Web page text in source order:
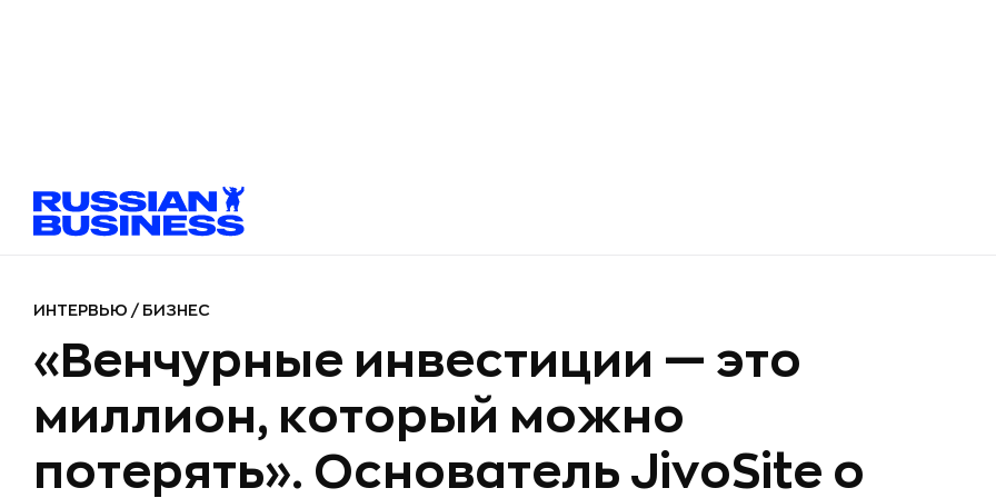
ИНТЕРВЬЮ / БИЗНЕС
«Венчурные инвестиции — это
миллион, который можно
потерять». Основатель JivoSite о